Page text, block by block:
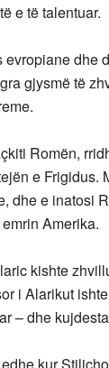
e të talentuar.
dhe
gjysmë të
Romën,
e Frigidus.
dhe e inatosi
Amerika.
kishte
i Alarikut
– dhe